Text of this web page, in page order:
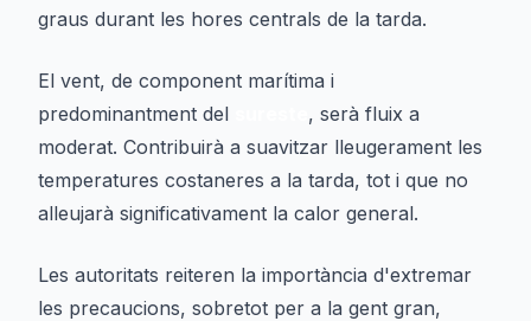
graus durant les hores centrals de la tarda.
El vent, de component marítima i
predominantment del
, serà fluix a
moderat. Contribuirà a suavitzar lleugerament les
temperatures costaneres a la tarda, tot i que no
alleujarà significativament la calor general.
Les autoritats reiteren la importància d'extremar
les precaucions, sobretot per a la gent gran,